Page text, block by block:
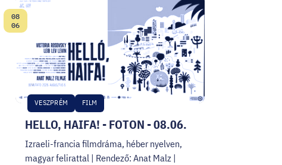
HELLO, HAIFA! - FOTON - 08.06.
VESZPRÉM FILM
Date:
08
06
Izraeli-francia filmdráma, héber nyelven,
magyar felirattal | Rendező: Anat Malz |